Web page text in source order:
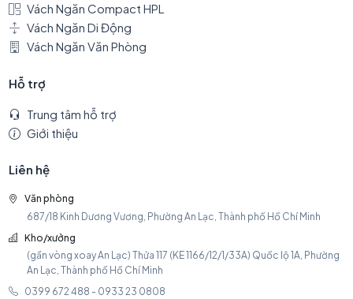
Vách Ngăn Compact HPL
Vách Ngăn Di Động
Vách Ngăn Văn Phòng
Hỗ trợ
Trung tâm hỗ trợ
Giới thiệu
Liên hệ
Văn phòng
687/18 Kinh Dương Vương, Phường An Lạc, Thành phố Hồ Chí Minh
Kho/xưởng
(gần vòng xoay An Lạc) Thửa 117 (KE 1166/12/1/33A) Quốc lộ 1A, Phường
An Lạc, Thành phố Hồ Chí Minh
0399 672 488 - 0933 23 0808